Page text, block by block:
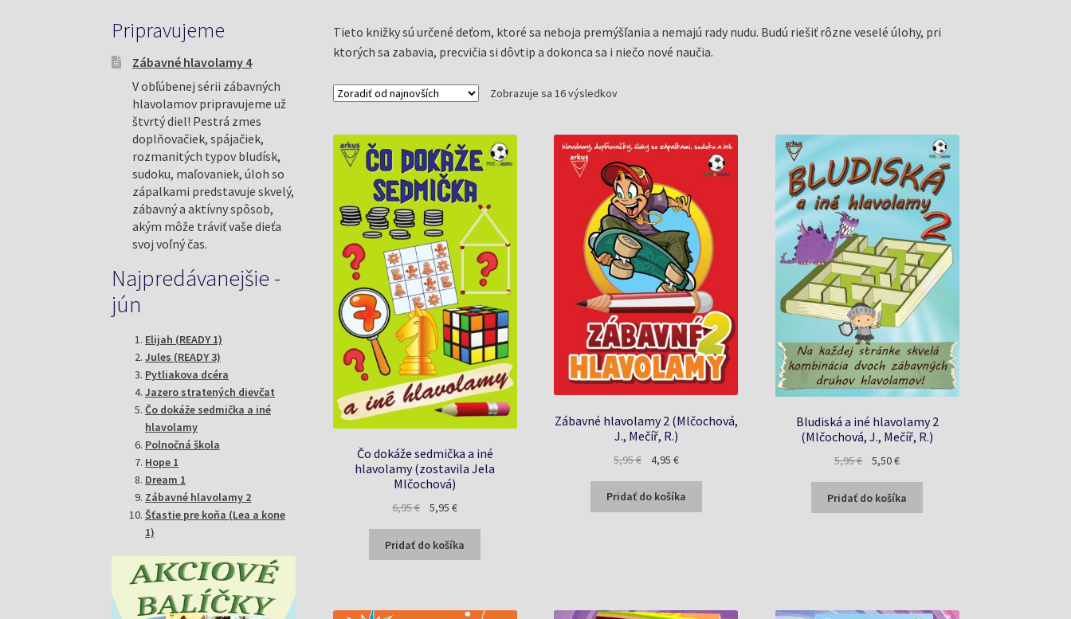
Tieto knižky sú určené deťom, ktoré sa neboja premýšľania a nemajú rady nudu. Budú riešiť rôzne veselé úlohy, pri
ktorých sa zabavia, precvičia si dôvtip a dokonca sa i niečo nové naučia.
Zobrazuje sa 16 výsledkovZoradené
Čo dokáže sedmička a iné
hlavolamy (zostavila Jela
Mlčochová)
6,95€
Pôvodná
bola:
6,95 €.
5,95€Aktuálna
je:
5,95 €.
Pridať do košíka
Zábavné hlavolamy 2 (Mlčochová,
J., Mečíř, R.)
5,95€
Pôvodná
bola:
5,95 €.
4,95 €Aktuálna
je:
4,95 €.
Pridať do košíka
Bludiská a iné hlavolamy 2
(Mlčochová, J., Mečíř, R.)
5,95€
Pôvodná
bola:
5,95 €.
5,50€Aktuálna
je:
5,50 €.
Pridať do košíka
Pripravujeme
Zábavné hlavolamy 4
V obľúbenej sérii zábavných
hlavolamov pripravujeme už
štvrtý diel! Pestrá zmes
doplňovačiek, spájačiek,
rozmanitých typov bludísk,
sudoku, maľovaniek, úloh so
zápalkami predstavuje skvelý,
zábavný a aktívny spôsob,
akým môže tráviť vaše dieťa
svoj voľný čas.
Najpredávanejšie -
jún
Elijah (READY 1)
Jules (READY 3)
Pytliakova dcéra
Jazero stratených dievčat
Čo dokáže sedmička a iné
hlavolamy
Polnočná škola
Hope 1
Dream 1
Zábavné hlavolamy 2
Šťastie pre koňa (Lea a kone
1)